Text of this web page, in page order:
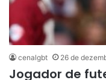
cenalgbt 26 de
Jogador de